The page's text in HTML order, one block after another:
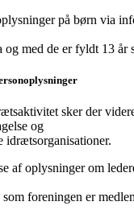
på børn via
og med de er fyldt 13 år
sker der
og
idrætsorganisationer.
af oplysninger om
foreningen er